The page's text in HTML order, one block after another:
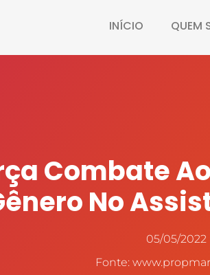
INÍCIO QUEM
Combate
No
05/05/2022
Fonte: